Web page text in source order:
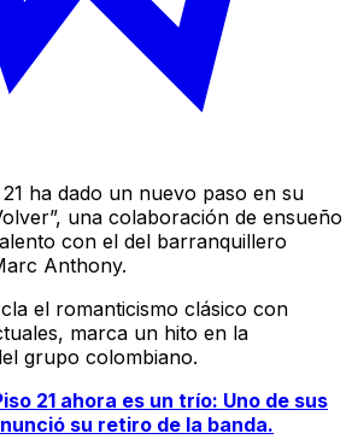
ha dado un nuevo paso en su
una colaboración de ensueño
con el del barranquillero
Anthony.
el romanticismo clásico con
marca un hito en la
grupo colombiano.
21 ahora es un trío: Uno de sus
su retiro de la banda.